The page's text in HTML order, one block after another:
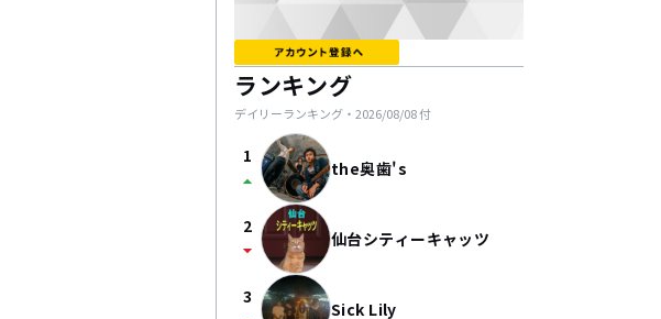
ランキング
デイリーランキング・ 2026/08/08付
1
arrow_drop_up the奥歯's
2
arrow_drop_down 仙台シティーキャッツ
3
Sick Lily